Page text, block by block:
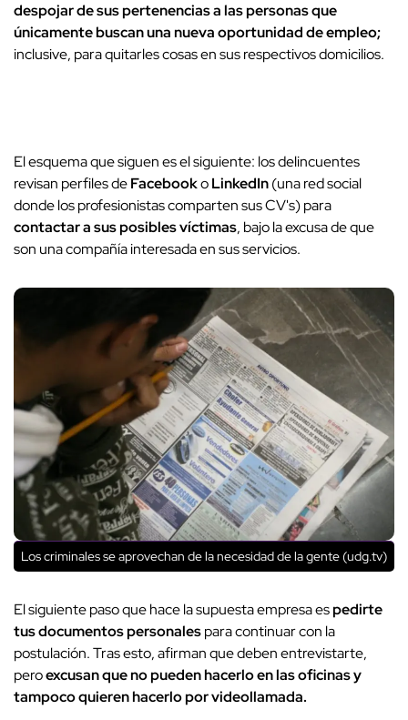
despojar de sus pertenencias a las personas que
únicamente buscan una nueva oportunidad de empleo;
inclusive, para quitarles cosas en sus respectivos domicilios.
El esquema que siguen es el siguiente: los delincuentes
revisan perfiles deFacebookoLinkedIn(una red social
donde los profesionistas comparten sus CV's) para
contactar a sus posibles víctimas, bajo la excusa de que
son una compañía interesada en sus servicios.
Los criminales se aprovechan de la necesidad de la gente (udg.tv)
El siguiente paso que hace la supuesta empresa espedirte
tus documentos personalespara continuar con la
postulación. Tras esto, afirman que deben entrevistarte,
peroexcusan que no pueden hacerlo en las oficinas y
tampoco quieren hacerlo por videollamada.